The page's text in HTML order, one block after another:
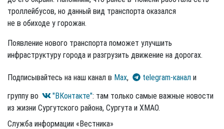
троллейбусов, но данный вид транспорта оказался
не в обиходе у горожан.
Появление нового транспорта поможет улучшить
инфраструктуру города и разгрузить движение на дорогах.
Подписывайтесь на наш канал в Max, telegram-канал и
группу во
"ВКонтакте": там только самые важные новости
из жизни Сургутского района, Сургута и ХМАО.
Служба информации «Вестника»